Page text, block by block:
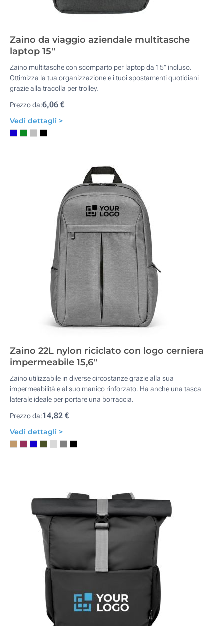
Zaino da viaggio aziendale multitasche
laptop 15''
Zaino multitasche con scomparto per laptop da 15'' incluso.
Ottimizza la tua organizzazione e i tuoi spostamenti quotidiani
grazie alla tracolla per trolley.
Prezzo da:6,06 €
Vedi dettagli >
Zaino 22L nylon riciclato con logo cerniera
impermeabile 15,6''
Zaino utilizzabile in diverse circostanze grazie alla sua
impermeabilità e al suo manico rinforzato. Ha anche una tasca
laterale ideale per portare una borraccia.
Prezzo da:14,82 €
Vedi dettagli >